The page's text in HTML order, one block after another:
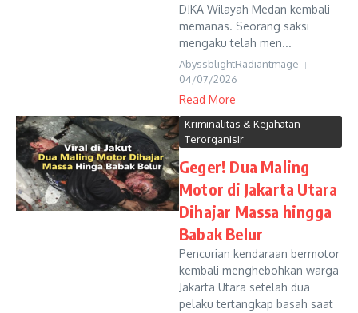
DJKA Wilayah Medan kembali
memanas. Seorang saksi
mengaku telah men...
AbyssblightRadiantmage
04/07/2026
Read More
Kriminalitas & Kejahatan
Terorganisir
Geger! Dua Maling
Motor di Jakarta Utara
Dihajar Massa hingga
Babak Belur
Pencurian kendaraan bermotor
kembali menghebohkan warga
Jakarta Utara setelah dua
pelaku tertangkap basah saat